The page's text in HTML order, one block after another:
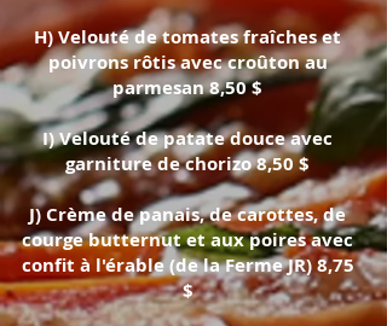
H) Velouté de tomates fraîches et
poivrons rôtis avec croûton au
parmesan 8,50 $
I) Velouté de patate douce avec
garniture de chorizo 8,50 $
J) Crème de panais, de carottes, de
courge butternut et aux poires avec
confit à l'érable (de la Ferme JR) 8,75
$